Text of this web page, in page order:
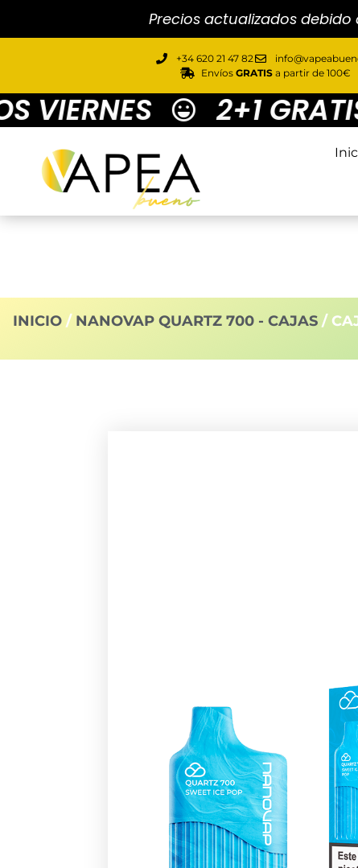
Precios actualizados
+34 620 21 47 82
EnvíosGRATIS a partir de 100€
2+1 GRATIS
INICIO / NANOVAP QUARTZ 700 - CAJAS /